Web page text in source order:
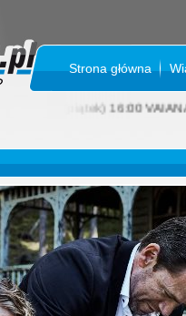
Strona główna
16:00 VAIANA 2D,